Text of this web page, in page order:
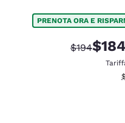
PRENOTA ORA E
Tariffa di
$194Tariffa
$184